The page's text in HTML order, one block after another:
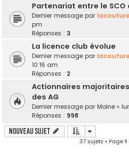
Partenariat entre le SCO
Dernier message par
pm
Réponses : 3
La licence club évolue
Dernier message par
10:16 am
Réponses : 2
Actionnaires
des AG
Dernier message par Moine «
Réponses : 998
Nouveau sujet
37 sujets • Page1